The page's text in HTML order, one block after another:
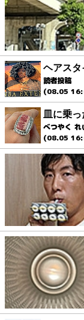
ヘアスタ
読者投稿
(08.05
皿に乗
べつやく れ
(08.05